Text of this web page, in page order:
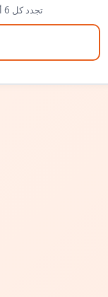
تجدد كل 6 أشهر بالسعر الأصلي